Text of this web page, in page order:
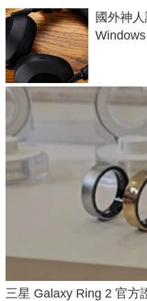
國外神
三星 Galaxy Ring 2 官方